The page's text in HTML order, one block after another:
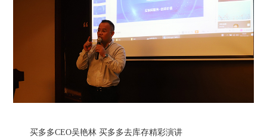
买多多CEO吴艳林 买多多去库存精彩演讲